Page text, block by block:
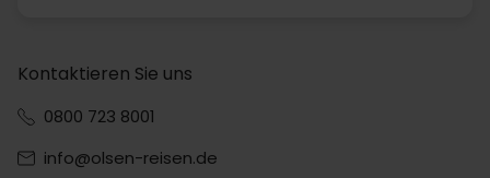
Kontaktieren Sie uns
0800 723 8001
info@olsen-reisen.de